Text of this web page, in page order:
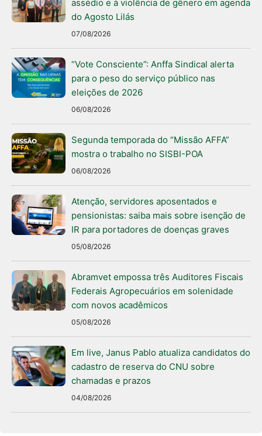
assédio e à violência de gênero em agenda
do Agosto Lilás
07/08/2026
“Vote Consciente”: Anffa Sindical alerta
para o peso do serviço público nas
eleições de 2026
06/08/2026
Segunda temporada do “Missão AFFA”
mostra o trabalho no SISBI-POA
06/08/2026
Atenção, servidores aposentados e
pensionistas: saiba mais sobre isenção de
IR para portadores de doenças graves
05/08/2026
Abramvet empossa três Auditores Fiscais
Federais Agropecuários em solenidade
com novos acadêmicos
05/08/2026
Em live, Janus Pablo atualiza candidatos do
cadastro de reserva do CNU sobre
chamadas e prazos
04/08/2026